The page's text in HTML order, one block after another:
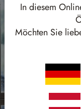
In diesem
Möchten Sie